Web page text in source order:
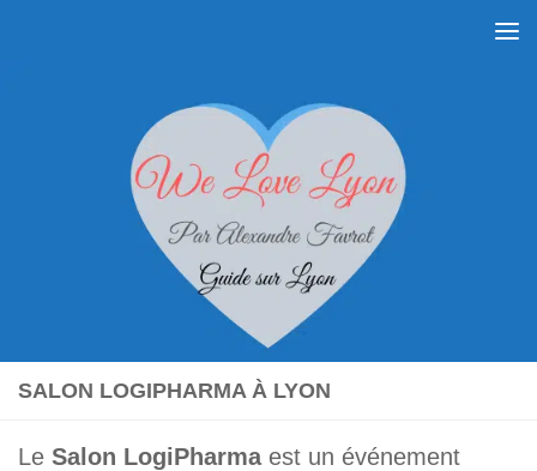
SALON LOGIPHARMA À LYON
Le Salon LogiPharmaest un événement